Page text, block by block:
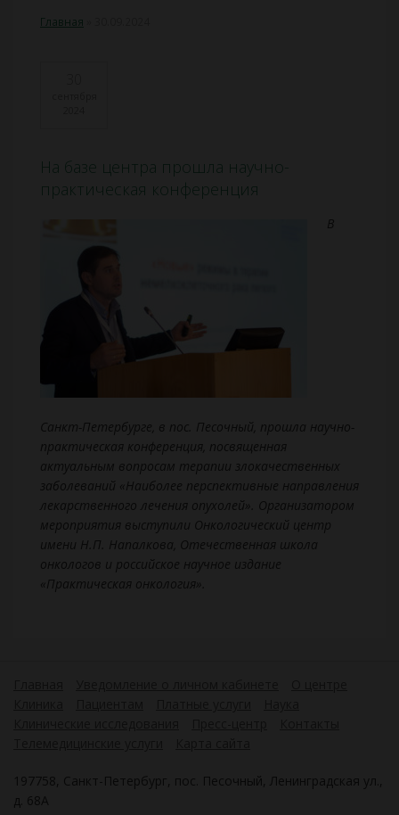
Главная
На базе центра прошла научно-
практическая конференция
В
Санкт-Петербурге, в пос. Песочный, прошла научно-
практическая конференция, посвященная
актуальным вопросам терапии злокачественных
заболеваний «Наиболее перспективные направления
лекарственного лечения опухолей». Организатором
мероприятия выступили Онкологический центр
имени Н.П. Напалкова, Отечественная школа
онкологов и российское научное издание
«Практическая онкология».
197758, Санкт-Петербург, пос. Песочный, Ленинградская ул.,
д. 68А